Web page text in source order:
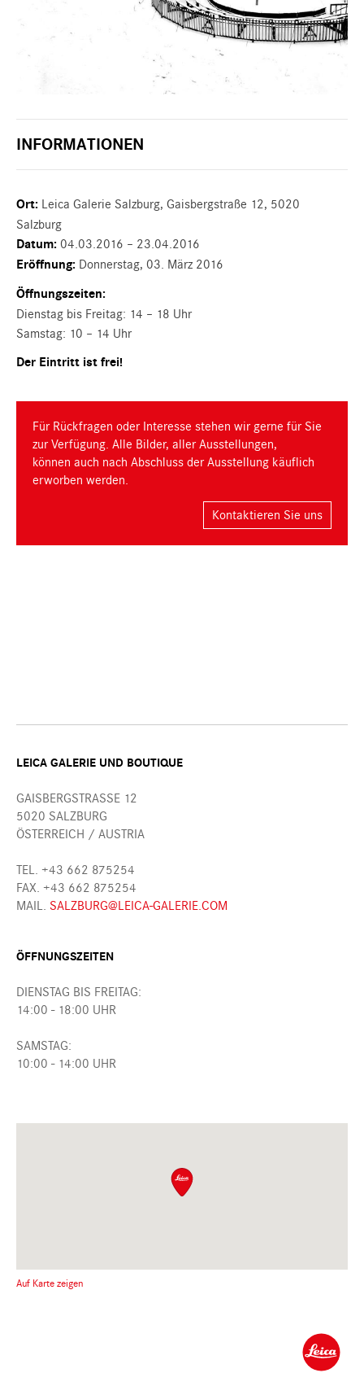
INFORMATIONEN
Ort: Leica Galerie Salzburg, Gaisbergstraße 12, 5020
Salzburg
Datum: 04.03.2016 – 23.04.2016
Eröffnung: Donnerstag, 03. März 2016
Öffnungszeiten:
Dienstag bis Freitag: 14 – 18 Uhr
Samstag: 10 – 14 Uhr
Der Eintritt ist frei!
Für Rückfragen oder Interesse stehen wir gerne für Sie
zur Verfügung. Alle Bilder, aller Ausstellungen,
können auch nach Abschluss der Ausstellung käuflich
erworben werden.
Kontaktieren Sie uns
LEICA GALERIE UND BOUTIQUE
GAISBERGSTRASSE 12
5020 SALZBURG
ÖSTERREICH / AUSTRIA
TEL. +43 662 875254
FAX. +43 662 875254
MAIL. SALZBURG@LEICA-GALERIE.COM
ÖFFNUNGSZEITEN
DIENSTAG BIS FREITAG:
14:00 - 18:00 UHR
SAMSTAG:
10:00 - 14:00 UHR
Auf Karte zeigen